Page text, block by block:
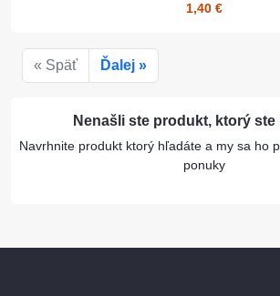
1,40 €
« Späť Ďalej »
Nenašli ste produkt, ktorý
Navrhnite produkt ktorý hľadáte a my sa ho
ponuky